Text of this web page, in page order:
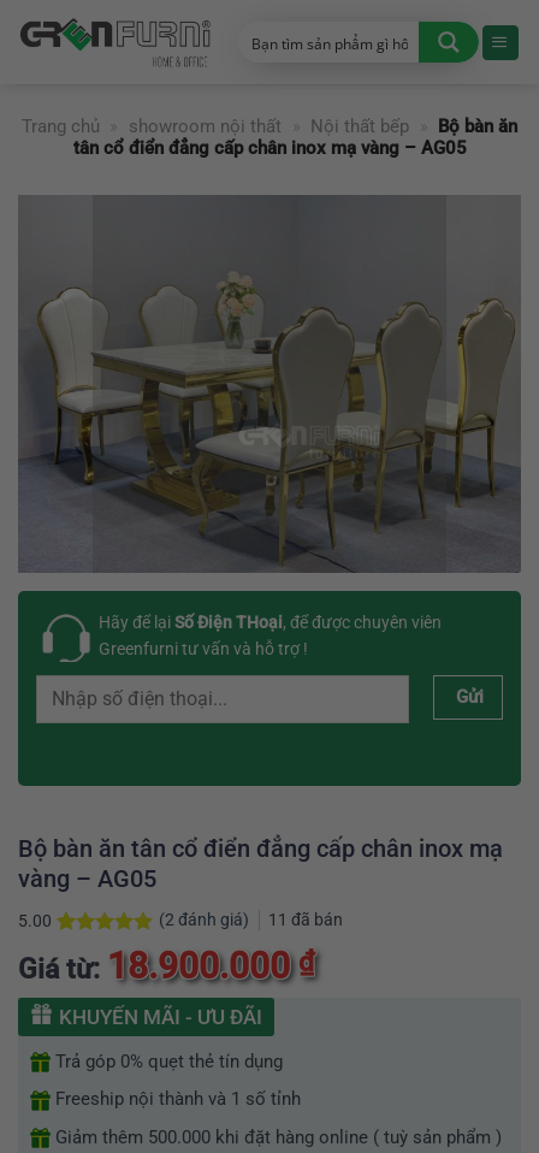
đến
Trang chủ
» showroom nội thất » Nội thất bếp » Bộ bàn ăn
tân cổ điển đẳng cấp chân inox mạ vàng – AG05
Hãy để lạiSố Điện THoại, để được chuyên viên
Greenfurni tư vấn và hỗ trợ !
Gửi
Bộ bàn ăn tân cổ điển đẳng cấp chân inox mạ
vàng – AG05
5.00
trên 5
dựa trên
đánh giá
(2đánh giá) 11 đã bán
Giá từ: 18.900.000₫
KHUYẾN MÃI - ƯU ĐÃI
Trả góp 0% quẹt thẻ tín dụng
Freeship nội thành và 1 số tỉnh
Giảm thêm 500.000 khi đặt hàng online ( tuỳ sản phẩm )